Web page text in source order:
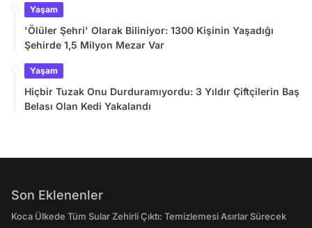
Yaşam
'Ölüler Şehri' Olarak Biliniyor: 1300 Kişinin Yaşadığı
Şehirde 1,5 Milyon Mezar Var
Yaşam
Hiçbir Tuzak Onu Durduramıyordu: 3 Yıldır Çiftçilerin Baş
Belası Olan Kedi Yakalandı
Son Eklenenler
Koca Ülkede Tüm Sular Zehirli Çıktı: Temizlemesi Asırlar Sürecek